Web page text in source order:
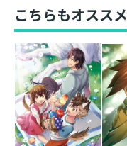
こちらもオススメ